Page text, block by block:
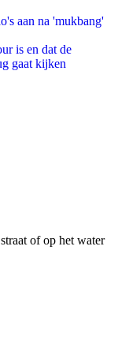
aan na 'mukbang'
is en dat de
gaat kijken
of op het water